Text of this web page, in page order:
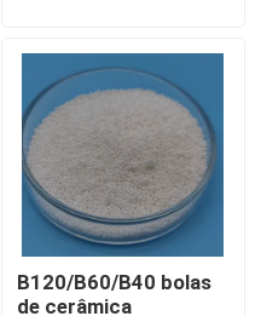
B120/B60/B40 bolas
de cerâmica